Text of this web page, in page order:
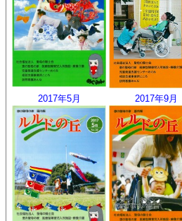
2017年5月 2017年9月